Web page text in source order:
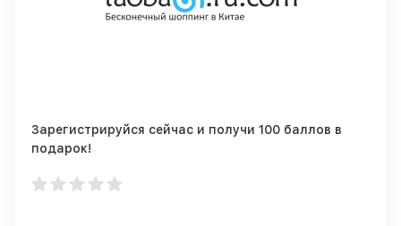
Зарегистрируйся сейчас и получи 100 баллов в
подарок!